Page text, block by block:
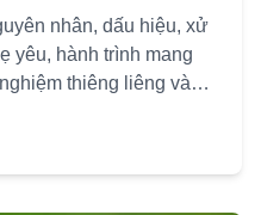
nhân, dấu hiệu, xử
yêu, hành trình mang
thiêng liêng và